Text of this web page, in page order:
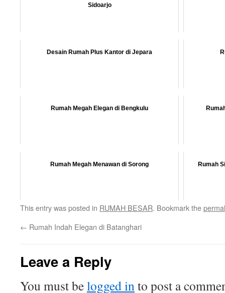
Sidoarjo
Desain Rumah Plus Kantor di Jepara
Rumah Megah Elegan di Bengkulu
Rumah Megah Menawan di Sorong Rumah
This entry was posted in RUMAH BESAR. Bookmark the
← Rumah Indah Elegan di Batanghari
Leave a Reply
You must belogged into post a